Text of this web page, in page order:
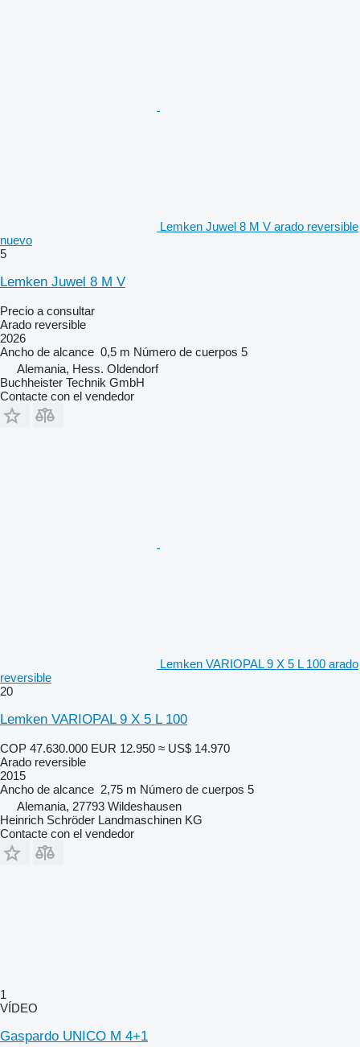
Lemken Juwel 8 M V arado reversible
nuevo
5
Lemken Juwel 8 M V
Precio a consultar
Arado reversible
2026
Ancho de alcance 0,5 m Número de cuerpos 5
Alemania, Hess. Oldendorf
Buchheister Technik GmbH
Contacte con el vendedor
Lemken VARIOPAL 9 X 5 L 100 arado
reversible
20
Lemken VARIOPAL 9 X 5 L 100
COP 47.630.000 EUR 12.950 ≈ US$ 14.970
Arado reversible
2015
Ancho de alcance 2,75 m Número de cuerpos 5
Alemania, 27793 Wildeshausen
Heinrich Schröder Landmaschinen KG
Contacte con el vendedor
1
VÍDEO
Gaspardo UNICO M 4+1